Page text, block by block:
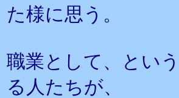
た様に思う。
職業として、とい
る人たちが、